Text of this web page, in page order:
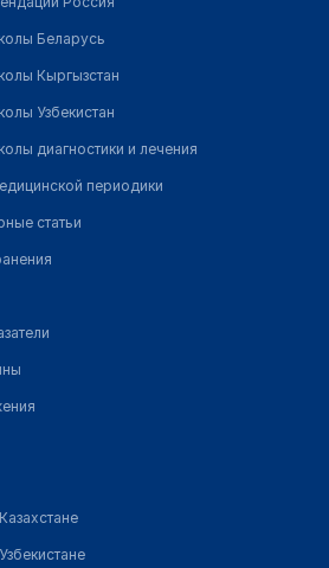
Беларусь
Кыргызстан
Узбекистан
диагностики и лечения
периодики
статьи